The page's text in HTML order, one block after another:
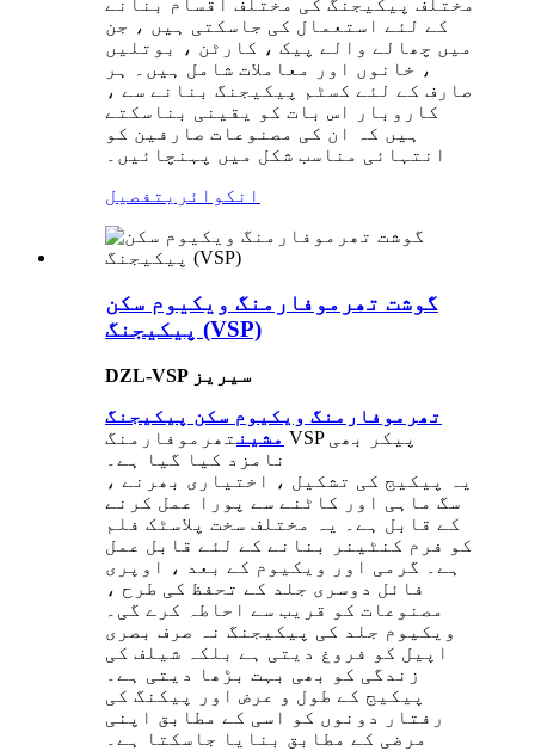
کے لئے استعمال کی جاسکتی ہیں ، جن
میں چھالے والے پیک ، کارٹن ، بوتلیں
، خانوں اور معاملات شامل ہیں۔ ہر
صارف کے لئے کسٹم پیکیجنگ بنانے سے ،
کاروبار اس بات کو یقینی بناسکتے
ہیں کہ ان کی مصنوعات صارفین کو
انتہائی مناسب شکل میں پہنچائیں۔
انکوائری تفصیل
گوشت تھرموفارمنگ ویکیوم سکن
پیکیجنگ (VSP)
DZL-VSP سیریز
تھرموفارمنگ ویکیوم سکن پیکیجنگ
مشینتھرموفارمنگ VSP پیکر بھی
نامزد کیا گیا ہے۔
یہ پیکیج کی تشکیل ، اختیاری بھرنے ،
سگ ماہی اور کاٹنے سے پورا عمل کرنے
کے قابل ہے۔ یہ مختلف سخت پلاسٹک فلم
کو فرم کنٹینر بنانے کے لئے قابل عمل
ہے۔ گرمی اور ویکیوم کے بعد ، اوپری
فائل دوسری جلد کے تحفظ کی طرح ،
مصنوعات کو قریب سے احاطہ کرے گی۔
ویکیوم جلد کی پیکیجنگ نہ صرف بصری
اپیل کو فروغ دیتی ہے بلکہ شیلف کی
زندگی کو بھی بہت بڑھا دیتی ہے۔
پیکیج کے طول و عرض اور پیکنگ کی
رفتار دونوں کو اسی کے مطابق اپنی
مرضی کے مطابق بنایا جاسکتا ہے۔